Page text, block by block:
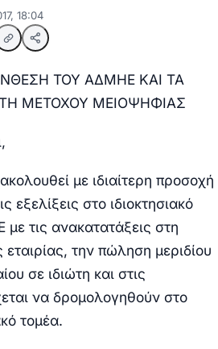
18:04
ΤΟΥ ΑΔΜΗΕ ΚΑΙ ΤΑ
ΜΕΤΟΧΟΥ ΜΕΙΟΨΗΦΙΑΣ
με ιδιαίτερη προσοχή
εξελίξεις στο ιδιοκτησιακό
τις ανακατατάξεις στη
την πώληση μεριδίου
σε ιδιώτη και στις
να δρομολογηθούν στο
τομέα.